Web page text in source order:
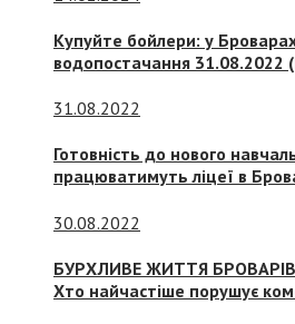
Купуйте бойлери: у
водопостачання 31.08.2022
31.08.2022
Готовність до нового
працюватимуть ліцеї в
30.08.2022
БУРХЛИВЕ ЖИТТЯ БРОВАРІВ
Хто найчастіше порушує